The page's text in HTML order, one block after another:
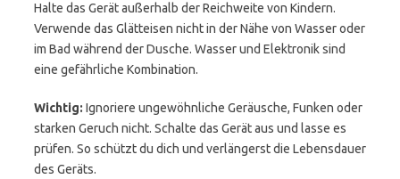
Halte das Gerät außerhalb der Reichweite von Kindern.
Verwende das Glätteisen nicht in der Nähe von Wasser oder
im Bad während der Dusche. Wasser und Elektronik sind
eine gefährliche Kombination.
Wichtig: Ignoriere ungewöhnliche Geräusche, Funken oder
starken Geruch nicht. Schalte das Gerät aus und lasse es
prüfen. So schützt du dich und verlängerst die Lebensdauer
des Geräts.